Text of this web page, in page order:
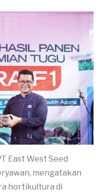
East West Seed
mengatakan
hortikultura di